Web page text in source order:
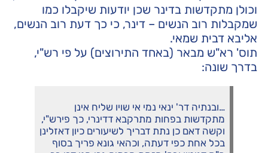
וכולן מתקדשות בדינר שכן יודעות שיקבלו כמו
שמקבלות רוב הנשים – דינר, כי כך דעת רוב הנשים,
אליבא דבית שמאי.
תוס' רא"ש מבאר (באחד התירוצים) על פי רש"י,
בדרך שונה:
…ובנתיה דר' ינאי נמי אי שויו שליח אינן
מתקדשות בפחות מתרקבא דדינרי, כך פירש"י,
וקשה דאם כן נתת דבריך לשיעורים כיון דאזלינן
בכל אחת כפי דעתה, וכהאי גונא פריך בסוף